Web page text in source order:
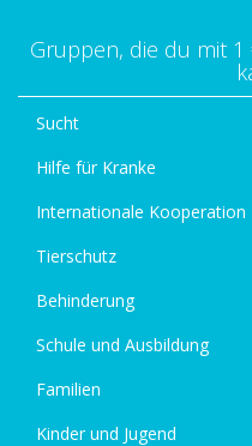
Gruppen, die du mit
Sucht
Hilfe für Kranke
Internationale Kooperation
Tierschutz
Behinderung
Schule und Ausbildung
Familien
Kinder und Jugend